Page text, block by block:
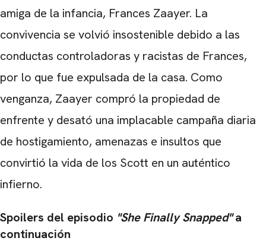
amiga de la infancia, Frances Zaayer. La
convivencia se volvió insostenible debido a las
conductas controladoras y racistas de Frances,
por lo que fue expulsada de la casa. Como
venganza, Zaayer compró la propiedad de
enfrente y desató una implacable campaña diaria
de hostigamiento, amenazas e insultos que
convirtió la vida de los Scott en un auténtico
infierno.
Spoilers del episodio "She Finally Snapped"a
continuación